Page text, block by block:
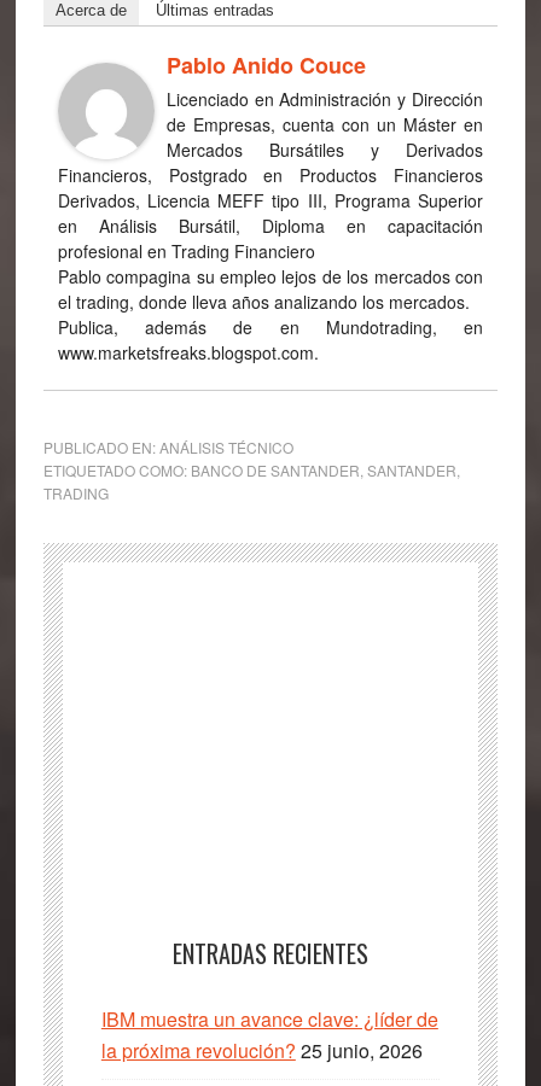
Acerca de Últimas entradas
Pablo Anido Couce
Licenciado en Administración y Dirección
de Empresas, cuenta con un Máster en
Mercados Bursátiles y Derivados
Financieros, Postgrado en Productos Financieros
Derivados, Licencia MEFF tipo III, Programa Superior
en Análisis Bursátil, Diploma en capacitación
profesional en Trading Financiero
Pablo compagina su empleo lejos de los mercados con
el trading, donde lleva años analizando los mercados.
Publica, además de en Mundotrading, en
www.marketsfreaks.blogspot.com.
PUBLICADO EN:ANÁLISIS TÉCNICO
ETIQUETADO COMO: BANCO DE SANTANDER SANTANDER
TRADING
ENTRADAS RECIENTES
IBM muestra un avance clave: ¿líder de
la próxima revolución? 25 junio, 2026